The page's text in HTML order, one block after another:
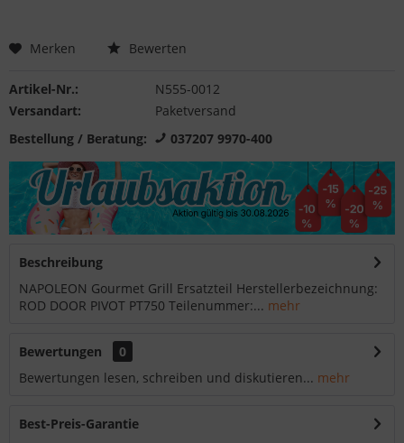
Merken Bewerten
Artikel-Nr.:
N555-0012
Versandart:
Paketversand
Bestellung / Beratung:
037207 9970-400
Beschreibung
NAPOLEON Gourmet Grill Ersatzteil Herstellerbezeichnung:
ROD DOOR PIVOT PT750 Teilenummer:... mehr
Bewertungen
0
Bewertungen lesen, schreiben und diskutieren... mehr
Best-Preis-Garantie